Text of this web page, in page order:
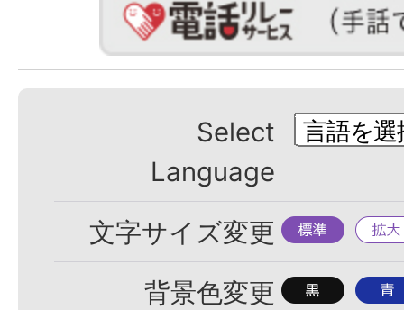
Select
Language
文字サイズ変更 標
準
拡
大
背景色変更 背
背